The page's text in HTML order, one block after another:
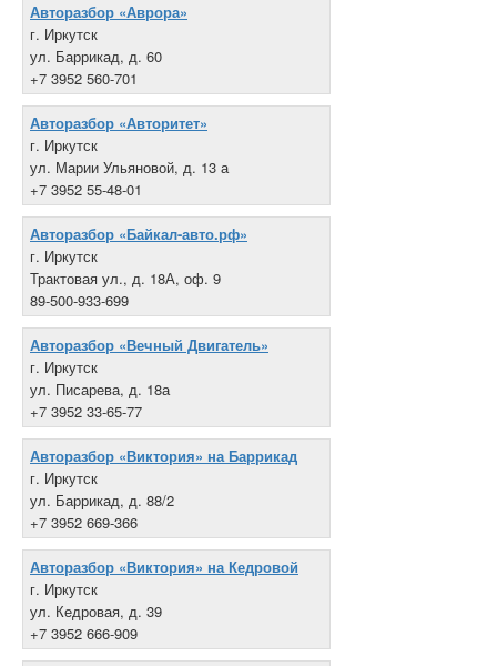
Авторазбор «Аврора»
г. Иркутск
ул. Баррикад, д. 60
+7 3952 560-701
Авторазбор «Авторитет»
г. Иркутск
ул. Марии Ульяновой, д. 13 а
+7 3952 55-48-01
Авторазбор «Байкал-авто.рф»
г. Иркутск
Трактовая ул., д. 18А, оф. 9
89-500-933-699
Авторазбор «Вечный Двигатель»
г. Иркутск
ул. Писарева, д. 18а
+7 3952 33-65-77
Авторазбор «Виктория» на Баррикад
г. Иркутск
ул. Баррикад, д. 88/2
+7 3952 669-366
Авторазбор «Виктория» на Кедровой
г. Иркутск
ул. Кедровая, д. 39
+7 3952 666-909